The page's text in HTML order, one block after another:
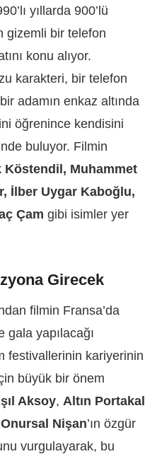
yıllarda 900’lü
gizemli bir telefon
konu alıyor.
karakteri, bir telefon
adamın enkaz altında
öğrenince kendisini
buluyor. Filmin
Köstendil, Muhammet
İlber Uygar Kaboğlu,
Çam gibi isimler yer
Girecek
filmin Fransa’da
gala yapılacağı
festivallerinin kariyerinin
büyük bir önem
Aksoy, Altın Portakal
Onursal Nişan’ın özgür
vurgulayarak, bu